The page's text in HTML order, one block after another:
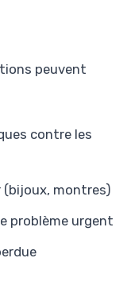
peuvent
contre les
(bijoux, montres)
problème urgent